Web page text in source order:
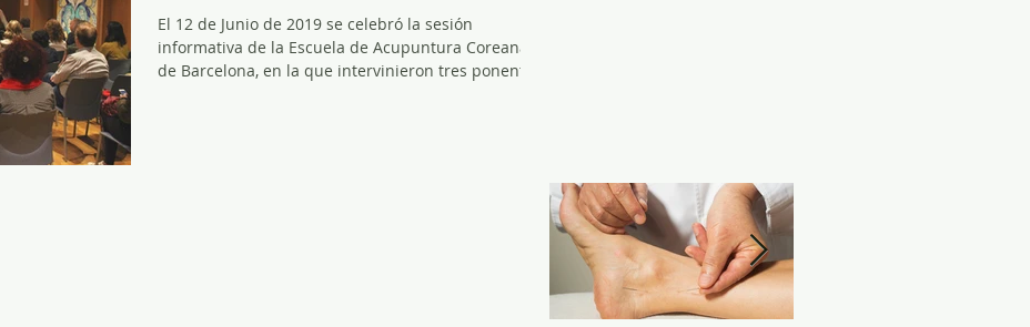
El 12 de Junio de 2019 se celebró la sesión
informativa de la Escuela de Acupuntura Coreana
de Barcelona, en la que intervinieron tres ponentes